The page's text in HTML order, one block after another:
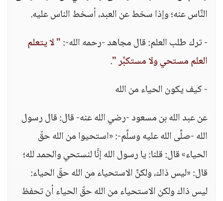
النَّاس عنه؛ وإذا سخط عن العبد، أسخط الناس عليه.
- ترك طلب العلم: قال مجاهد -رحمه الله-:" لا يتعلم
العلم مستحي ولا مستكبِّر ".
- كيف يكون الحياء من الله
عن عبد الله بن مسعود -رضي الله عنه- قال: قال رسول
الله -صلَّى الله عليه وسلَّم-: «استحيوا من الله حقّ
الحياء» قال: قلنا: يا رسول الله إنَّا لنستحي والحمد لله؛
قال: «ليس ذاك، ولكنَّ الاستحياء من الله حقّ الحياء:
ليس ذاك ولكن الاستحياء من الله حقّ الحياء أن تحفظ